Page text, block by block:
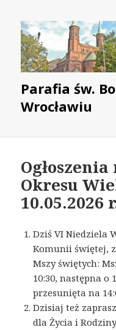
Parafia św.
Wrocławiu
Okresu
10.05.2026
Dziś VI Niedziela
Komunii świętej,
Mszy świętych:
10:30, następna o
przesunięta na
Dzisiaj też
dla Życia i